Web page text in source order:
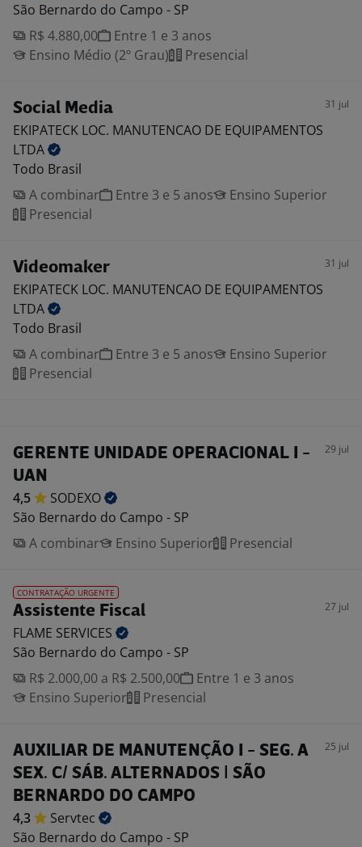
São Bernardo do Campo - SP
R$ 4.880,00
Entre 1 e 3 anos
Ensino Médio (2º Grau)
Presencial
Social Media 31 jul
EKIPATECK LOC. MANUTENCAO DE EQUIPAMENTOS
LTDA
Todo Brasil
A combinar
Entre 3 e 5 anos
Ensino Superior
Presencial
Videomaker 31 jul
EKIPATECK LOC. MANUTENCAO DE EQUIPAMENTOS
LTDA
Todo Brasil
A combinar
Entre 3 e 5 anos
Ensino Superior
Presencial
GERENTE UNIDADE OPERACIONAL I -
UAN
29 jul
4,5
SODEXO
São Bernardo do Campo - SP
A combinar
Ensino Superior Presencial
CONTRATAÇÃO URGENTE
Assistente Fiscal 27 jul
FLAME SERVICES
São Bernardo do Campo - SP
R$ 2.000,00 a R$ 2.500,00
Entre 1 e 3 anos
Ensino Superior
Presencial
AUXILIAR DE MANUTENÇÃO I - SEG. A
SEX. C/ SÁB. ALTERNADOS | SÃO
BERNARDO DO CAMPO
25 jul
4,3
Servtec
São Bernardo do Campo - SP